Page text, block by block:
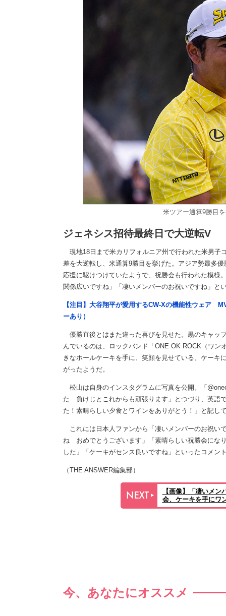
米ツアー通算9勝目
ジェネシス招待最終日で大逆転V
現地18日まで米カリフォルニア州で行われた米男子
差を大逆転し、米通算9勝目を挙げた。アジア勢最多
応援に駆けつけていたようで、祝勝会も行われた模様
関係広いですね」「凄いメンバーのお祝いですね」と
【注目】大谷翔平が愛用するCW-Xの機能性ウェア
ーあり）
優勝直後とはまた違った喜びを見せた。黒のキャッ
んでいるのは、ロックバンド「ONE OK ROCK（ワン
きなホールケーキを手に、笑顔を見せている。ケーキ
がったようだ。
松山は自身のインスタグラムに写真を公開。「
た 負けじとこれからも頑張ります」とつづり、英語
た！素晴らしい夕食とワインをありがとう！」と記し
これには日本人ファンから「凄いメンバーのお祝い
ね おめでとうございます」「素晴らしい祝勝会にな
した」「ケーキがセンス良いですね」といったコメン
（THE ANSWER編集部）
【画像】「凄いメ
会、ケーキを手にワ
今、あなたにオススメ